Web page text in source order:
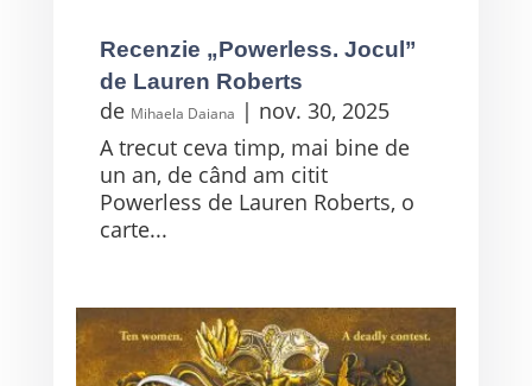
Recenzie „Powerless. Jocul”
de Lauren Roberts
de Mihaela Daiana | nov. 30, 2025
A trecut ceva timp, mai bine de
un an, de când am citit
Powerless de Lauren Roberts, o
carte...